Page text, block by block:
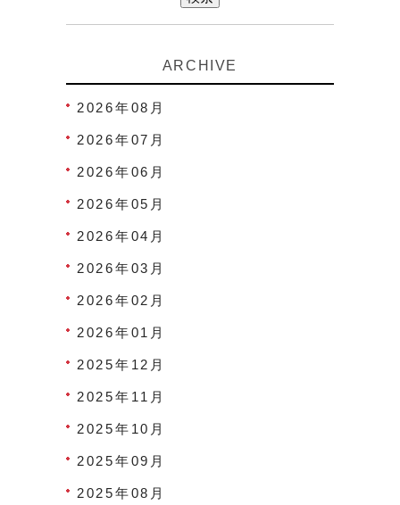
ARCHIVE
2026年08月
2026年07月
2026年06月
2026年05月
2026年04月
2026年03月
2026年02月
2026年01月
2025年12月
2025年11月
2025年10月
2025年09月
2025年08月